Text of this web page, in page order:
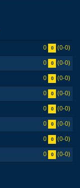
0 0
(0-0)
0 0
(0-0)
0 0
(0-0)
0 0
(0-0)
0 0
(0-0)
0 0
(0-0)
0 0
(0-0)
0 0 (0-0)